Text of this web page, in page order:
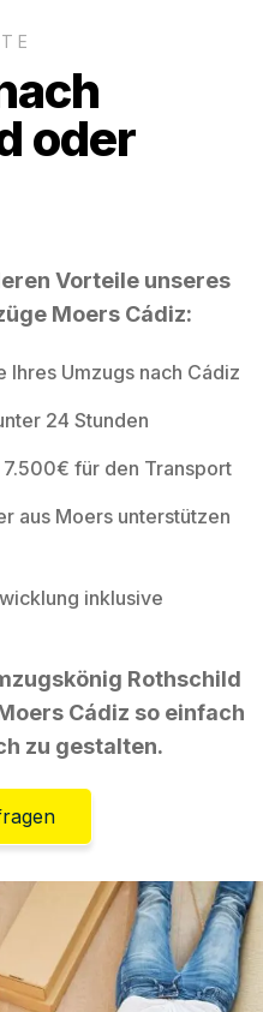
oder
Vorteile unseres
Moers Cádiz:
Umzugs nach Cádiz
24 Stunden
für den Transport
aus Moers unterstützen
inklusive
Rothschild
Cádiz so einfach
zu gestalten.